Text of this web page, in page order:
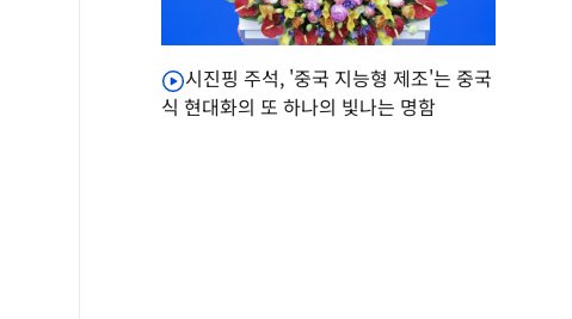
시진핑 주석, '중국 지능형 제조'는 중국
식 현대화의 또 하나의 빛나는 명함